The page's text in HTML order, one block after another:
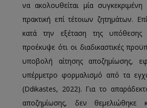
να ακολουθείται μία συγκεκριμένη
πρακτική επί τέτοιων ζητημάτων.
κατά την εξέταση της
προέκυψε ότι οι διαδικαστικές
υποβολή αίτησης αποζημίωσης,
υπέρμετρο φορμαλισμό από τα
(Ddikastes, 2022). Για το
αποζημίωσης, δεν